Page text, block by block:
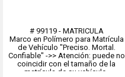
# 99119 - MATRICULA
Marco en Polímero para Matrícula
de Vehículo "Preciso. Mortal.
Confiable" ->> Atención: puede no
coincidir con el tamaño de la
matrícula de su vehículo.